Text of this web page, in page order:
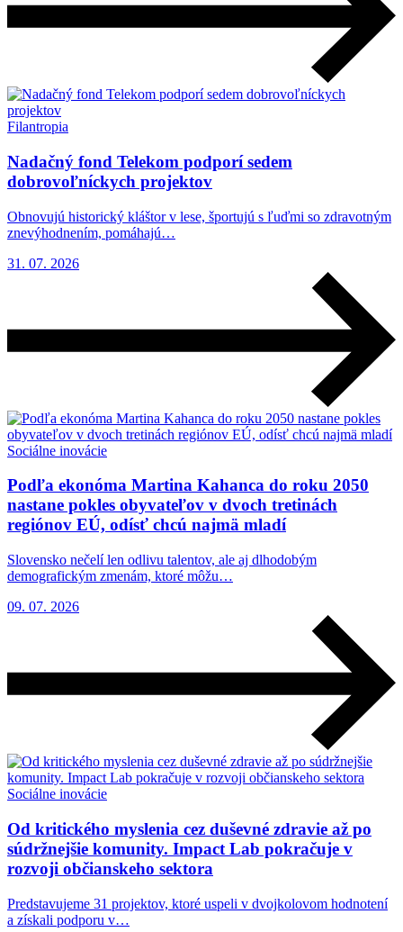
Filantropia
Nadačný fond Telekom podporí sedem
dobrovoľníckych projektov
Obnovujú historický kláštor v lese, športujú s ľuďmi so zdravotným
znevýhodnením, pomáhajú…
31. 07. 2026
Sociálne inovácie
Podľa ekonóma Martina Kahanca do roku 2050
nastane pokles obyvateľov v dvoch tretinách
regiónov EÚ, odísť chcú najmä mladí
Slovensko nečelí len odlivu talentov, ale aj dlhodobým
demografickým zmenám, ktoré môžu…
09. 07. 2026
Sociálne inovácie
Od kritického myslenia cez duševné zdravie až po
súdržnejšie komunity. Impact Lab pokračuje v
rozvoji občianskeho sektora
Predstavujeme 31 projektov, ktoré uspeli v dvojkolovom hodnotení
a získali podporu v…